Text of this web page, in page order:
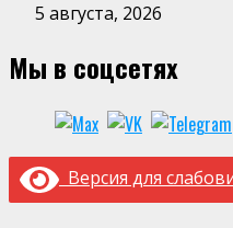
5 августа, 2026
Мы в соцсетях
Версия для